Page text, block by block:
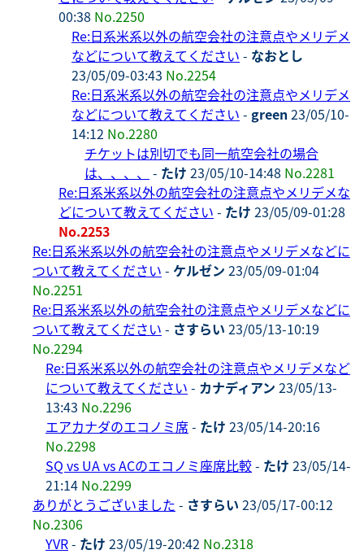
00:38 No.2250
Re:日系米系以外の航空会社の注意点やメリデメ
などについて教えてください - なおとし
23/05/09-03:43 No.2254
Re:日系米系以外の航空会社の注意点やメリデメ
などについて教えてください - green 23/05/10-
14:12 No.2280
チケットは別切でも同一航空会社の場合
は、、、、
- たけ 23/05/10-14:48 No.2281
Re:日系米系以外の航空会社の注意点やメリデメな
どについて教えてください - たけ 23/05/09-01:28
No.2253
Re:日系米系以外の航空会社の注意点やメリデメなどに
ついて教えてください - ケルゼン 23/05/09-01:04
No.2251
Re:日系米系以外の航空会社の注意点やメリデメなどに
ついて教えてください - さすらい 23/05/13-10:19
No.2294
Re:日系米系以外の航空会社の注意点やメリデメなど
について教えてください - カナディアン 23/05/13-
13:43 No.2296
エアカナダのエコノミ席- たけ 23/05/14-20:16
No.2298
SQ vs UA vs ACのエコノミ座席比較- たけ 23/05/14-
21:14 No.2299
ありがとうございました - さすらい 23/05/17-00:12
No.2306
YVR- たけ 23/05/19-20:42 No.2318